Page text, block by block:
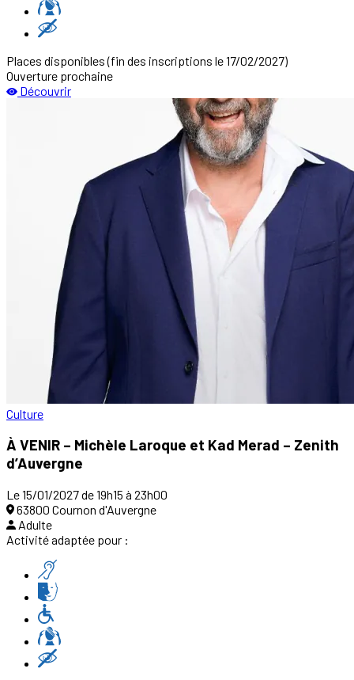
Places disponibles(fin des inscriptions le 17/02/2027)
Ouverture prochaine
Découvrir
Culture
À VENIR – Michèle Laroque et Kad Merad – Zenith
d’Auvergne
Le 15/01/2027 de 19h15 à 23h00
63800 Cournon d'Auvergne
Adulte
Activité adaptée pour :